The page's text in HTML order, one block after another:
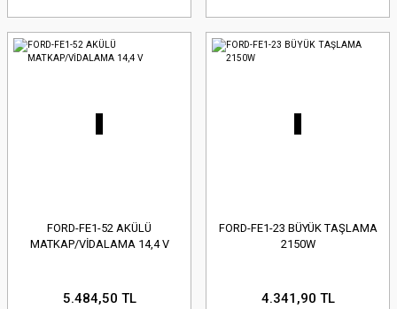
FORD-FE1-52 AKÜLÜ
MATKAP/VİDALAMA 14,4 V
5.484,50 TL
FORD-FE1-23 BÜYÜK TAŞLAMA
2150W
4.341,90 TL